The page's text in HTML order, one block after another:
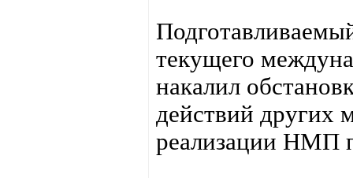
текущего
накалил
действий других
реализации НМП